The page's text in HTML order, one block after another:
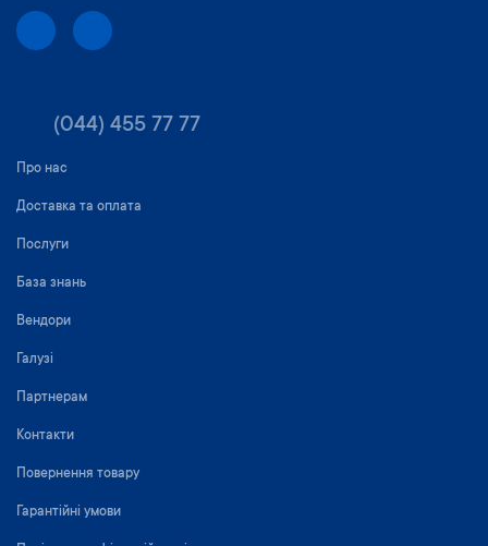
(044) 455 77 77
Про нас
Доставка та оплата
Послуги
База знань
Вендори
Галузі
Партнерам
Контакти
Повернення товару
Гарантійні умови